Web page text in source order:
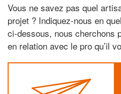
Vous ne savez pas quel
projet ? Indiquez-nous en
ci-dessous, nous cherchons
en relation avec le pro qu’il